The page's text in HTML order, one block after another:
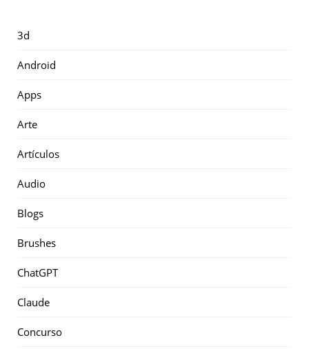
3d
Android
Apps
Arte
Artículos
Audio
Blogs
Brushes
ChatGPT
Claude
Concurso